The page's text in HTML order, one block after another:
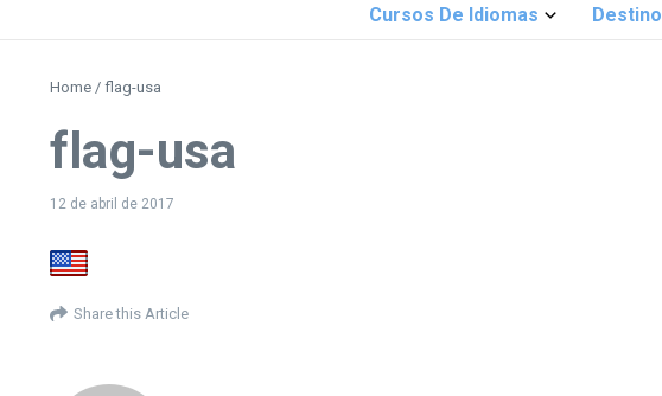
Cursos De Idiomas Destino
Home / flag-usa
flag-usa
12 de abril de 2017
Share this Article